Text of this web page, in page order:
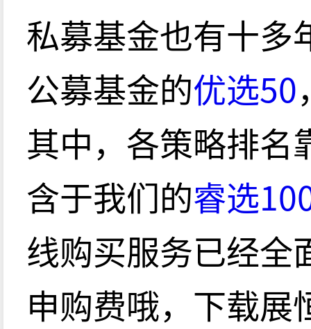
私募基金也有十多
公募基金的优选50
其中，各策略排名
含于我们的睿选
线购买服务已经全
申购费哦，下载